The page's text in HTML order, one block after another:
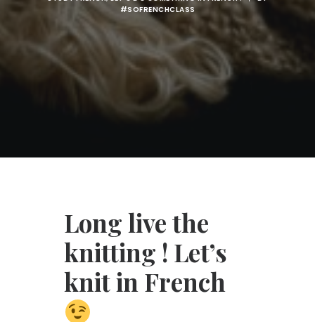
#SOFRENCHCLASS
Long live the
knitting ! Let’s
knit in French